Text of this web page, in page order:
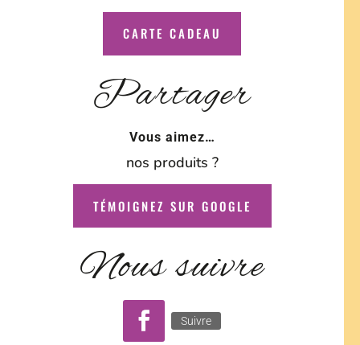
CARTE CADEAU
Partager
Vous aimez…
nos produits ?
TÉMOIGNEZ SUR GOOGLE
Nous suivre
Suivre